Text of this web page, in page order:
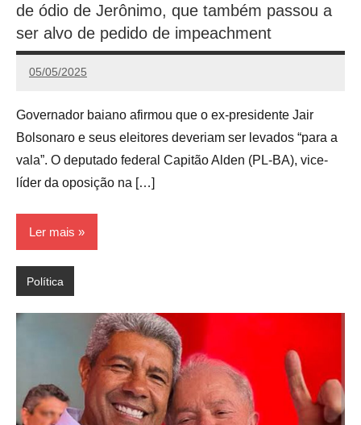
de ódio de Jerônimo, que também passou a
ser alvo de pedido de impeachment
05/05/2025
Calango
Governador baiano afirmou que o ex-presidente Jair
Bolsonaro e seus eleitores deveriam ser levados “para a
vala”. O deputado federal Capitão Alden (PL-BA), vice-
líder da oposição na […]
Ler mais
Política